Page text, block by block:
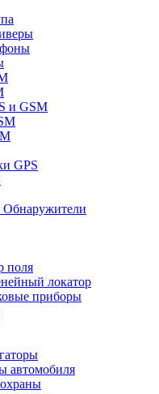
и GSM
GPS
Обнаружители
поля
локатор
приборы
автомобиля